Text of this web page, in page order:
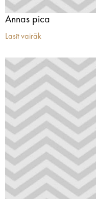
Annas pica
Lasīt vairāk